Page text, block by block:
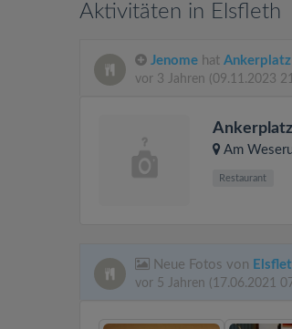
Aktivitäten in Elsfleth
Jenome hat Ankerplatz
vor 3 Jahren (09.11.2023
Am
Restaurant
Neue Fotos von
vor 5 Jahren (17.06.2021